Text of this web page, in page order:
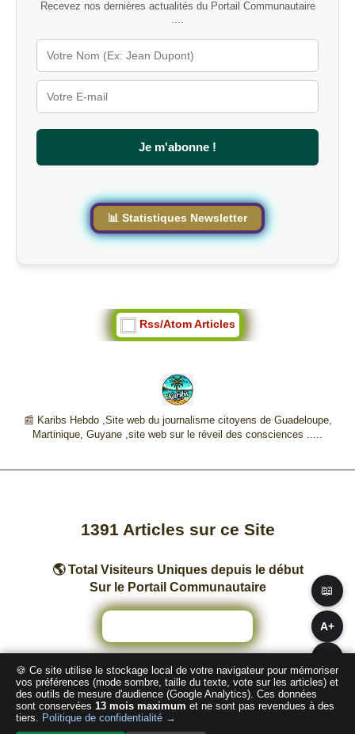
A+
📖
-
l
é
u
r
l
e
Recevez nos dernières actualités du Portail Communautaire
....
Je m'abonne !
📊 Statistiques Newsletter
Rss/Atom Articles
📰 Karibs Hebdo ,Site web du journalisme citoyens de Guadeloupe,
Martinique, Guyane ,site web sur le réveil des consciences .....
1391 Articles sur ce Site
🌎 Total Visiteurs Uniques depuis le début
Sur le Portail Communautaire
Nombre total de pages vues sur ce Site
u n d e f i n e d
🍪 Ce site utilise le stockage local de votre navigateur pour mémoriser
vos préférences (mode sombre, taille du texte, vote sur les articles) et
des outils de mesure d'audience (Google Analytics). Ces données
sont conservées 13 mois maximum et ne sont pas revendues à des
tiers. Politique de confidentialité →